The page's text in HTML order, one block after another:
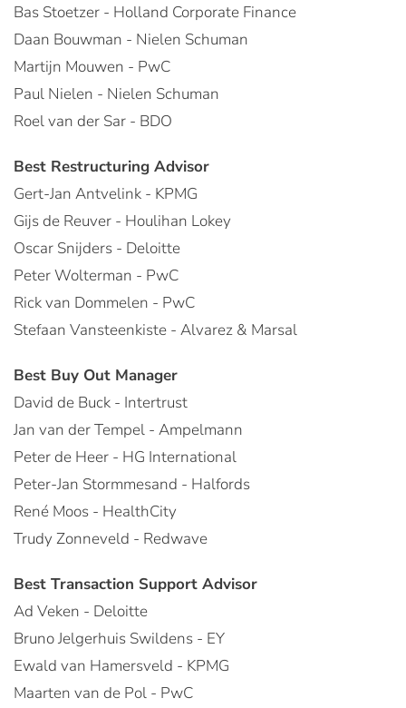
Bas Stoetzer - Holland Corporate Finance
Daan Bouwman - Nielen Schuman
Martijn Mouwen - PwC
Paul Nielen - Nielen Schuman
Roel van der Sar - BDO
Best Restructuring Advisor
Gert-Jan Antvelink - KPMG
Gijs de Reuver - Houlihan Lokey
Oscar Snijders - Deloitte
Peter Wolterman - PwC
Rick van Dommelen - PwC
Stefaan Vansteenkiste - Alvarez & Marsal
Best Buy Out Manager
David de Buck - Intertrust
Jan van der Tempel - Ampelmann
Peter de Heer - HG International
Peter-Jan Stormmesand - Halfords
René Moos - HealthCity
Trudy Zonneveld - Redwave
Best Transaction Support Advisor
Ad Veken - Deloitte
Bruno Jelgerhuis Swildens - EY
Ewald van Hamersveld - KPMG
Maarten van de Pol - PwC